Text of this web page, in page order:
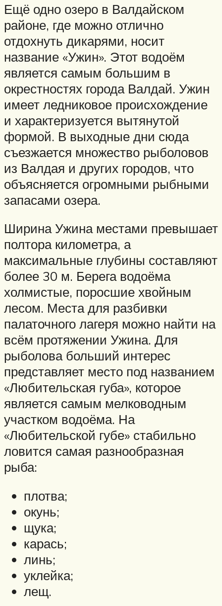
Ещё одно озеро в Валдайском
районе, где можно отлично
отдохнуть дикарями, носит
название «Ужин». Этот водоём
является самым большим в
окрестностях города Валдай. Ужин
имеет ледниковое происхождение
и характеризуется вытянутой
формой. В выходные дни сюда
съезжается множество рыболовов
из Валдая и других городов, что
объясняется огромными рыбными
запасами озера.
Ширина Ужина местами превышает
полтора километра, а
максимальные глубины составляют
более 30 м. Берега водоёма
холмистые, поросшие хвойным
лесом. Места для разбивки
палаточного лагеря можно найти на
всём протяжении Ужина. Для
рыболова больший интерес
представляет место под названием
«Любительская губа», которое
является самым мелководным
участком водоёма. На
«Любительской губе» стабильно
ловится самая разнообразная
рыба:
плотва;
окунь;
щука;
карась;
линь;
уклейка;
лещ.